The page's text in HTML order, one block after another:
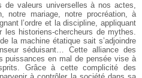
de valeurs universelles à nos actes,
notre mariage, notre procréation, à
l’ordre et la discipline, appliquant
les historiens-chercheurs de mythes.
la machine étatique sait s’adjoindre
séduisant… Cette alliance des
puissances en mal de pensée vise à
Grâce à cette complicité des